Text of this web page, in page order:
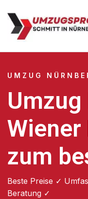
UMZUG
zum
Beste Preise ✓
Beratung ✓